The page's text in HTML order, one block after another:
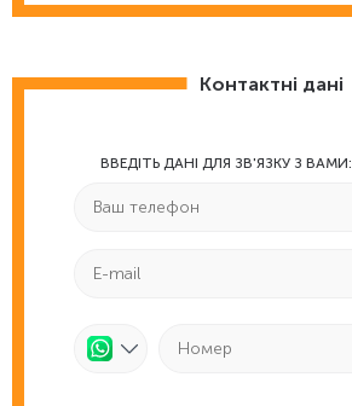
Контактні дані
ВВЕДІТЬ ДАНІ ДЛЯ ЗВ'ЯЗКУ З ВАМИ: